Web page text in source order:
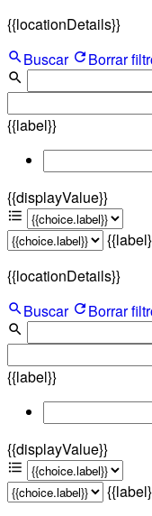
{{locationDetails}}
Buscar
Borrar
{{label}}
{{displayValue}}
{{locationDetails}}
Buscar
Borrar
{{label}}
{{displayValue}}